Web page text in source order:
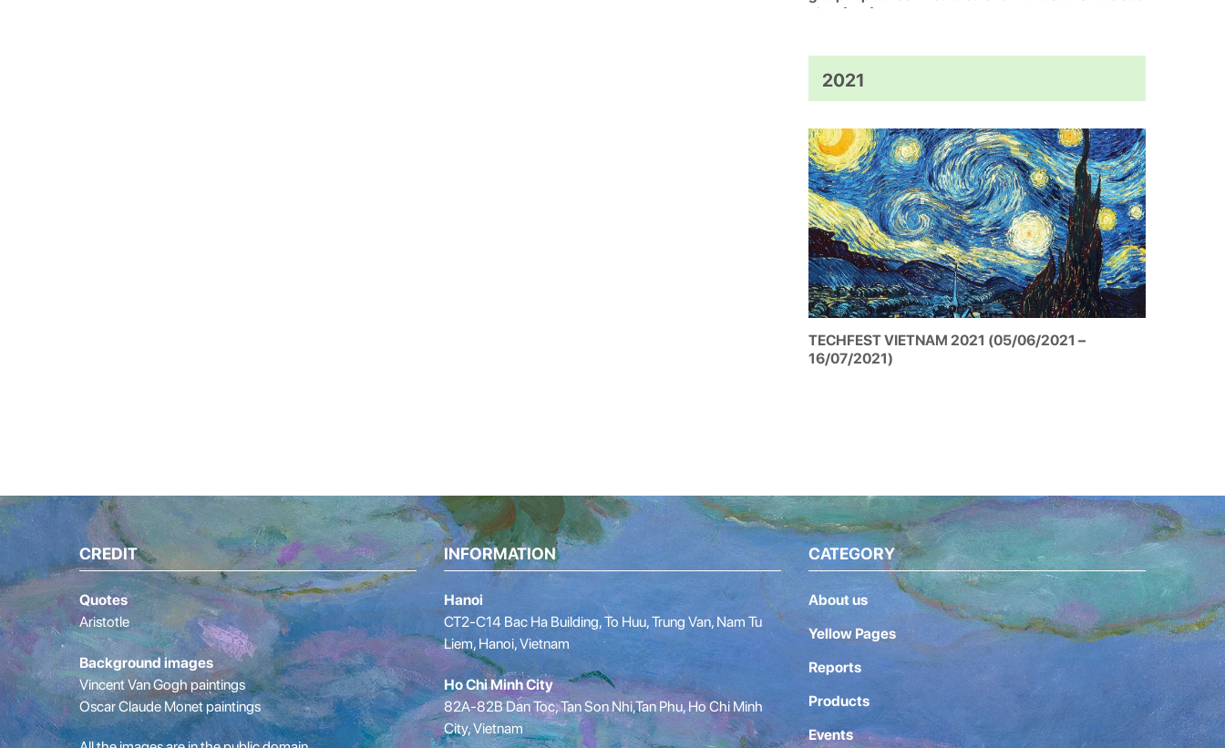
2021
TECHFEST VIETNAM 2021 (05/06/2021 –
16/07/2021)
CREDIT
Quotes
Aristotle
Background images
Vincent Van Gogh paintings
Oscar Claude Monet paintings
INFORMATION
Hanoi
CT2-C14 Bac Ha Building, To Huu, Trung Van, Nam Tu
Liem, Hanoi, Vietnam
Ho Chi Minh City
82A-82B Dan Toc, Tan Son Nhi,Tan Phu, Ho Chi Minh
City, Vietnam
CATEGORY
About us
Yellow Pages
Reports
Products
Events